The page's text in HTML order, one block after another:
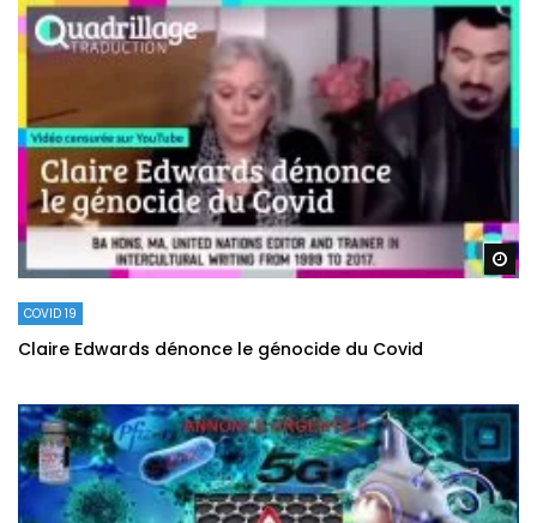
COVID 19
Claire Edwards dénonce le génocide du Covid